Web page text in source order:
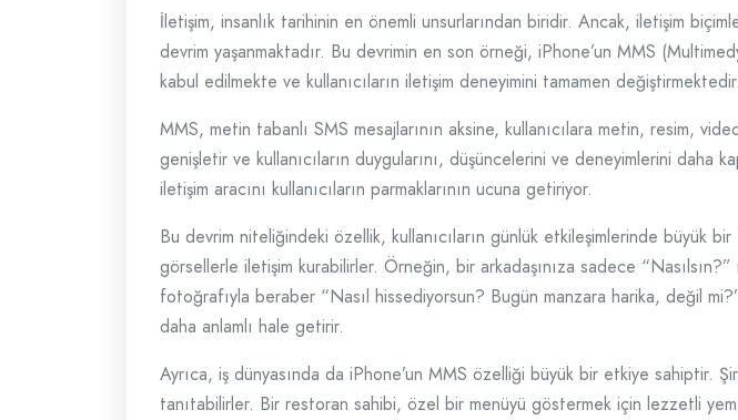
İletişim, insanlık tarihinin en önemli unsurlarından biridir. Ancak, iletişim
devrim yaşanmaktadır. Bu devrimin en son örneği, iPhone’un MMS
kabul edilmekte ve kullanıcıların iletişim deneyimini tamamen değiştirmektedir.
MMS, metin tabanlı SMS mesajlarının aksine, kullanıcılara metin, resim,
genişletir ve kullanıcıların duygularını, düşüncelerini ve deneyimlerini daha
iletişim aracını kullanıcıların parmaklarının ucuna getiriyor.
Bu devrim niteliğindeki özellik, kullanıcıların günlük etkileşimlerinde büyük
görsellerle iletişim kurabilirler. Örneğin, bir arkadaşınıza sadece
fotoğrafıyla beraber “Nasıl hissediyorsun? Bugün manzara harika, değil
daha anlamlı hale getirir.
Ayrıca, iş dünyasında da iPhone’un MMS özelliği büyük bir etkiye sahiptir.
tanıtabilirler. Bir restoran sahibi, özel bir menüyü göstermek için lezzetli